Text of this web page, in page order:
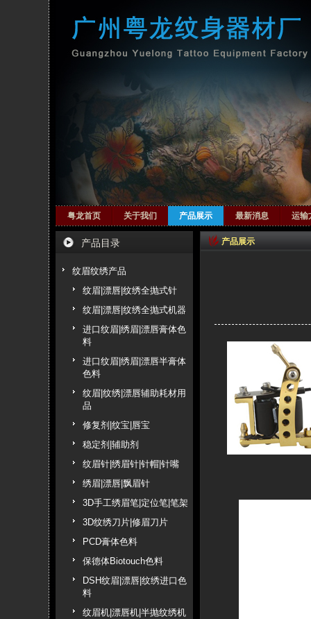
粤龙首页 关于我们 产品展示 最新消息 运输
产品目录
纹眉纹绣产品
纹眉|漂唇|纹绣全抛式针
纹眉|漂唇|纹绣全抛式机器
进口纹眉|绣眉|漂唇膏体色
料
进口纹眉|绣眉|漂唇半膏体
色料
纹眉|纹绣|漂唇辅助耗材用
品
修复剂|纹宝|唇宝
稳定剂|辅助剂
纹眉针|绣眉针|针帽|针嘴
绣眉|漂唇|飘眉针
3D手工绣眉笔|定位笔|笔架
3D纹绣刀片|修眉刀片
PCD膏体色料
保德体Biotouch色料
DSH纹眉|漂唇|纹绣进口色
料
纹眉机|漂唇机|半抛纹绣机
产品展示